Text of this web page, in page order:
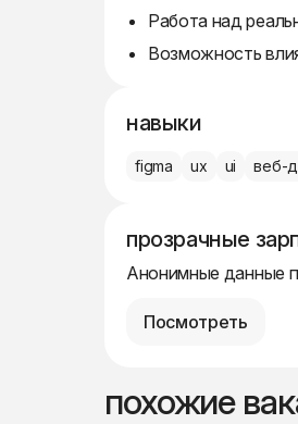
Работа над
Возможность
навыки
figma ux ui веб-
прозрачные
Анонимные данные
Посмотреть
похожие